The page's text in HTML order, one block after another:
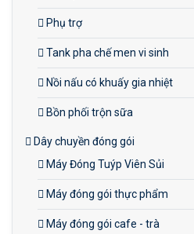
Phụ trợ
Tank pha chế men vi sinh
Nồi nấu có khuấy gia nhiệt
Bồn phối trộn sữa
Dây chuyền đóng gói
Máy Đóng Tuýp Viên Sủi
Máy đóng gói thực phẩm
Máy đóng gói cafe - trà